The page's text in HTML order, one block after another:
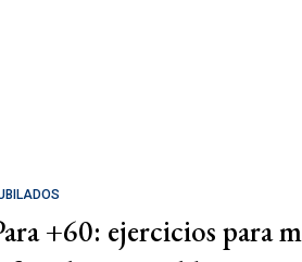
+60: ejercicios para